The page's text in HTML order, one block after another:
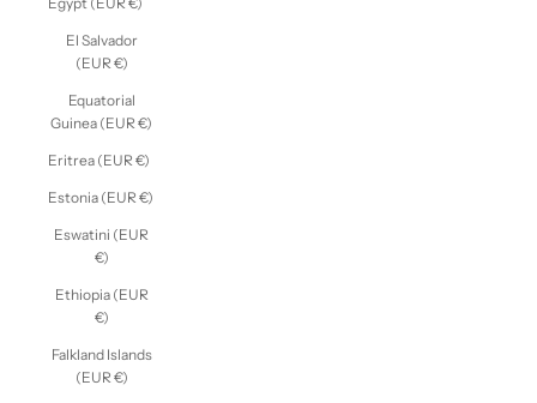
El Salvador
(EUR €)
Equatorial
Guinea (EUR €)
Eritrea (EUR €)
Estonia (EUR €)
Eswatini (EUR
€)
Ethiopia (EUR
€)
Falkland Islands
(EUR €)